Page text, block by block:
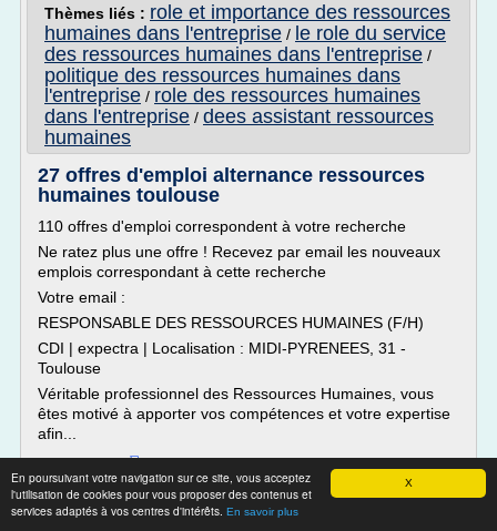
X
En poursuivant votre navigation sur ce site, vous acceptez
l'utilisation de cookies pour vous proposer des contenus et
services adaptés à vos centres d'intérêts. En savoir plus
Thèmes liés : role et importance des ressources
humaines dans l'entreprise / le role du service
des ressources humaines dans l'entreprise /
politique des ressources humaines dans
l'entreprise / role des ressources humaines
dans l'entreprise / dees assistant ressources
humaines
27 offres d'emploi alternance ressources
humaines toulouse
110 offres d'emploi correspondent à votre recherche
Ne ratez plus une offre ! Recevez par email les nouveaux
emplois correspondant à cette recherche
Votre email :
RESPONSABLE DES RESSOURCES HUMAINES (F/H)
CDI | expectra | Localisation : MIDI-PYRENEES, 31 -
Toulouse
Véritable professionnel des Ressources Humaines, vous
êtes motivé à apporter vos compétences et votre expertise
afin...
Site :les-offres-emplois.fr